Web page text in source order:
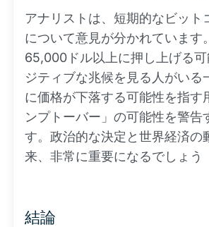
アナリストは、短期的なビット
について意見が分かれています
65,000ドル以上に押し上げる
ジティブな兆候を見る人がいる
に価格が下落する可能性を指す
ンプトーバー」の可能性を警告
す。政治的な決定と世界経済の
来、非常に重要になるでしょう
結論